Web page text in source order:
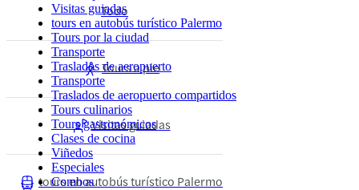
Visitas guiadas
tours en autobús turístico Palermo
Tours por la ciudad
Transporte
Traslados de aeropuerto
Transporte
Traslados de aeropuerto compartidos
Tours culinarios
Tours gastronómicos
Clases de cocina
Viñedos
Especiales
Combos
Todo
Tours a pie
Visitas guiadas
tours en autobús turístico Palermo